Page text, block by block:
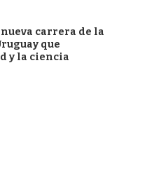
carrera de la
que
y la ciencia